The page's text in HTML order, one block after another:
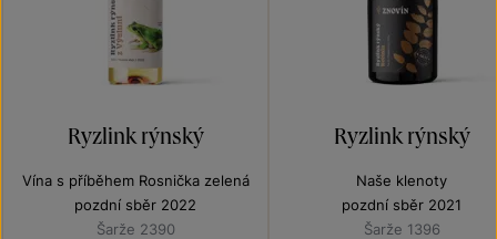
Ryzlink rýnský
Vína s příběhem Rosnička zelená
pozdní sběr 2022
Šarže 2390
Ryzlink rýnský
Naše klenoty
pozdní sběr 2021
Šarže 1396